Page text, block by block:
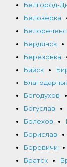
Белгород-
Белозёрка
Бердянск
Березовка
Бийск
Богодухов
Богуслав
Болехов
Борислав
Боровичи
Братск